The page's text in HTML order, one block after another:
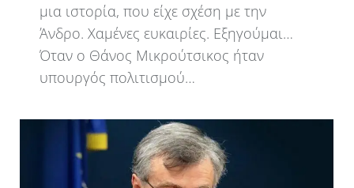
μια ιστορία, που είχε σχέση με την
Άνδρο. Χαμένες ευκαιρίες. Εξηγούμαι…
Όταν ο Θάνος Μικρούτσικος ήταν
υπουργός πολιτισμού…